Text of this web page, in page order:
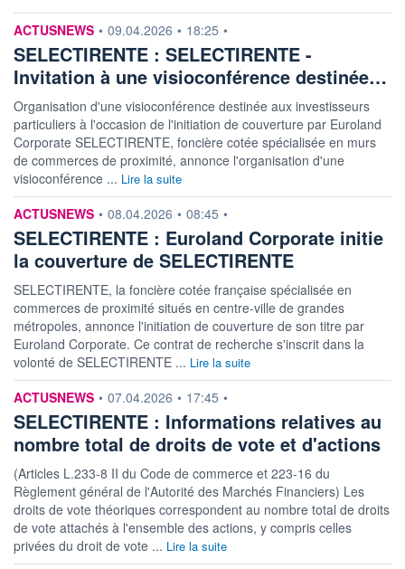
information fournie par
ACTUSNEWS • 09.04.2026 • 18:25 •
SELECTIRENTE : SELECTIRENTE -
Invitation à une visioconférence destinée…
Organisation d'une visioconférence destinée aux investisseurs
particuliers à l'occasion de l'initiation de couverture par Euroland
Corporate SELECTIRENTE, foncière cotée spécialisée en murs
de commerces de proximité, annonce l'organisation d'une
visioconférence ... Lire la suite
information fournie par
ACTUSNEWS • 08.04.2026 • 08:45 •
SELECTIRENTE : Euroland Corporate initie
la couverture de SELECTIRENTE
SELECTIRENTE, la foncière cotée française spécialisée en
commerces de proximité situés en centre-ville de grandes
métropoles, annonce l'initiation de couverture de son titre par
Euroland Corporate. Ce contrat de recherche s'inscrit dans la
volonté de SELECTIRENTE ... Lire la suite
information fournie par
ACTUSNEWS • 07.04.2026 • 17:45 •
SELECTIRENTE : Informations relatives au
nombre total de droits de vote et d'actions
(Articles L.233-8 II du Code de commerce et 223-16 du
Règlement général de l'Autorité des Marchés Financiers) Les
droits de vote théoriques correspondent au nombre total de droits
de vote attachés à l'ensemble des actions, y compris celles
privées du droit de vote ... Lire la suite